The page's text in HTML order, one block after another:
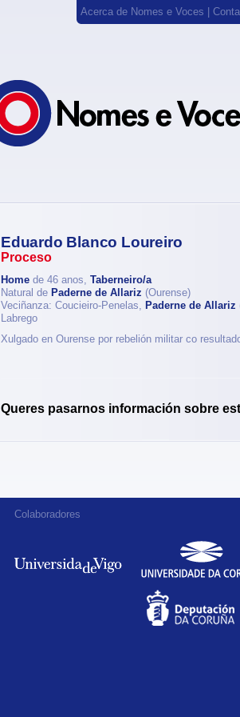
Acerca de Nomes e Voces
Eduardo Blanco Loureiro
Proceso
Home de 46 anos, Taberneiro/a
Natural de Paderne de Allariz (Ourense)
Veciñanza: Coucieiro-Penelas, Paderne de Allariz
Labrego
Xulgado en Ourense por rebelión militar co
Queres pasarnos información sobre
Colaboradores